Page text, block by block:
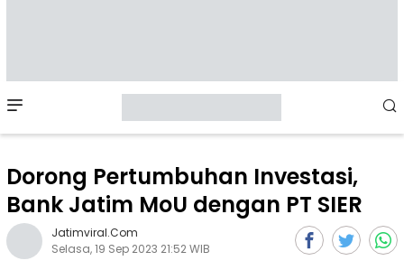
Menu
Dorong Pertumbuhan Investasi,
Bank Jatim MoU dengan PT SIER
Jatimviral.com
Selasa, 19 Sep 2023 21:52 WIB